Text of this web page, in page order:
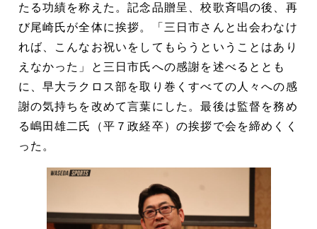
たる功績を称えた。記念品贈呈、校歌斉唱の後、再
び尾崎氏が全体に挨拶。「三日市さんと出会わなけ
れば、こんなお祝いをしてもらうということはあり
えなかった」と三日市氏への感謝を述べるととも
に、早大ラクロス部を取り巻くすべての人々への感
謝の気持ちを改めて言葉にした。最後は監督を務め
る嶋田雄二氏（平７政経卒）の挨拶で会を締めくく
った。